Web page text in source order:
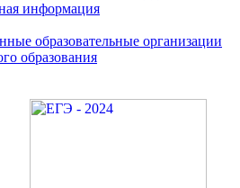
информация
образовательные организации
образования